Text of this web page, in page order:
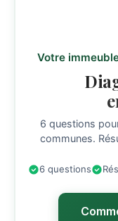
Votre
6 questions
communes.
6 questions